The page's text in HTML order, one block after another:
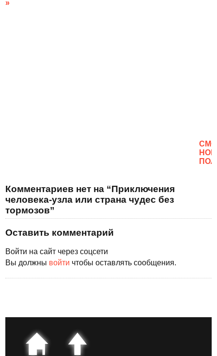
»
Комментариев нет на “Приключения
человека-узла или страна чудес без
тормозов”
Оставить комментарий
Войти на сайт через соцсети
Вы должны войти чтобы оставлять сообщения.